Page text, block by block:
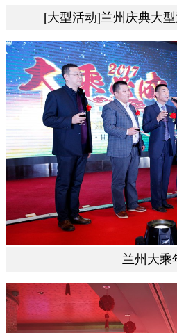
[大型活动]兰州庆典大
兰州大乘